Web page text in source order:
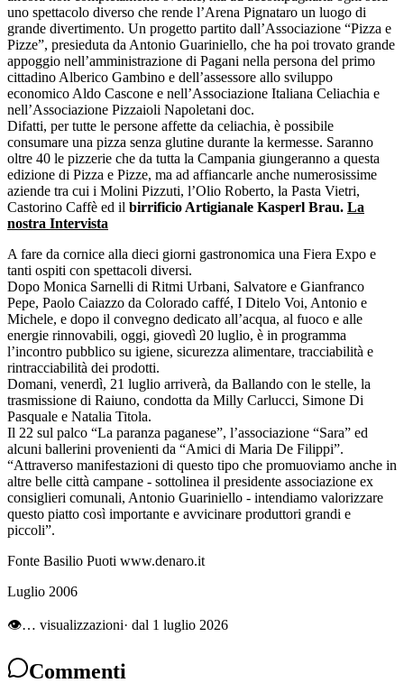
uno spettacolo diverso che rende l’Arena Pignataro un luogo di
grande divertimento. Un progetto partito dall’Associazione “Pizza e
Pizze”, presieduta da Antonio Guariniello, che ha poi trovato grande
appoggio nell’amministrazione di Pagani nella persona del primo
cittadino Alberico Gambino e dell’assessore allo sviluppo
economico Aldo Cascone e nell’Associazione Italiana Celiachia e
nell’Associazione Pizzaioli Napoletani doc.
Difatti, per tutte le persone affette da celiachia, è possibile
consumare una pizza senza glutine durante la kermesse. Saranno
oltre 40 le pizzerie che da tutta la Campania giungeranno a questa
edizione di Pizza e Pizze, ma ad affiancarle anche numerosissime
aziende tra cui i Molini Pizzuti, l’Olio Roberto, la Pasta Vietri,
Castorino Caffè ed il birrificio Artigianale Kasperl Brau. La
nostra Intervista
A fare da cornice alla dieci giorni gastronomica una Fiera Expo e
tanti ospiti con spettacoli diversi.
Dopo Monica Sarnelli di Ritmi Urbani, Salvatore e Gianfranco
Pepe, Paolo Caiazzo da Colorado caffé, I Ditelo Voi, Antonio e
Michele, e dopo il convegno dedicato all’acqua, al fuoco e alle
energie rinnovabili, oggi, giovedì 20 luglio, è in programma
l’incontro pubblico su igiene, sicurezza alimentare, tracciabilità e
rintracciabilità dei prodotti.
Domani, venerdì, 21 luglio arriverà, da Ballando con le stelle, la
trasmissione di Raiuno, condotta da Milly Carlucci, Simone Di
Pasquale e Natalia Titola.
Il 22 sul palco “La paranza paganese”, l’associazione “Sara” ed
alcuni ballerini provenienti da “Amici di Maria De Filippi”.
“Attraverso manifestazioni di questo tipo che promuoviamo anche in
altre belle città campane - sottolinea il presidente associazione ex
consiglieri comunali, Antonio Guariniello - intendiamo valorizzare
questo piatto così importante e avvicinare produttori grandi e
piccoli”.
Fonte Basilio Puoti www.denaro.it
Luglio 2006
👁… visualizzazioni· dal 1 luglio 2026
Commenti